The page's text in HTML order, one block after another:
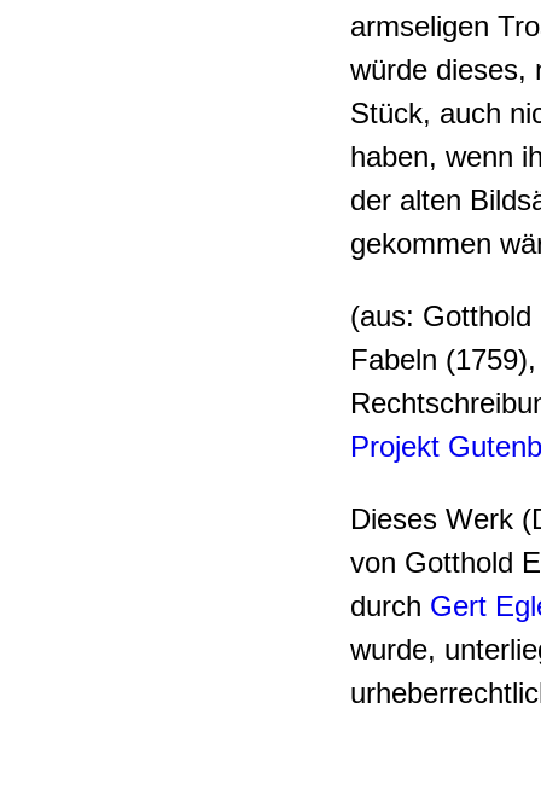
armseligen
würde dieses,
Stück, auch
haben, wenn
der alten
gekommen
(aus:
Fabeln
Projekt
Dieses Werk
von Gotthold
durch Gert
wurde,